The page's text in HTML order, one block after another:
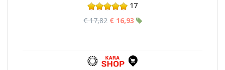
17
€ 17,82 € 16,93